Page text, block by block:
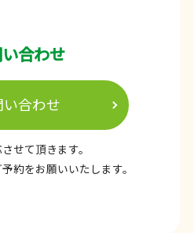
合わせ
い合わせ
せて頂きます。
約をお願いいたします。